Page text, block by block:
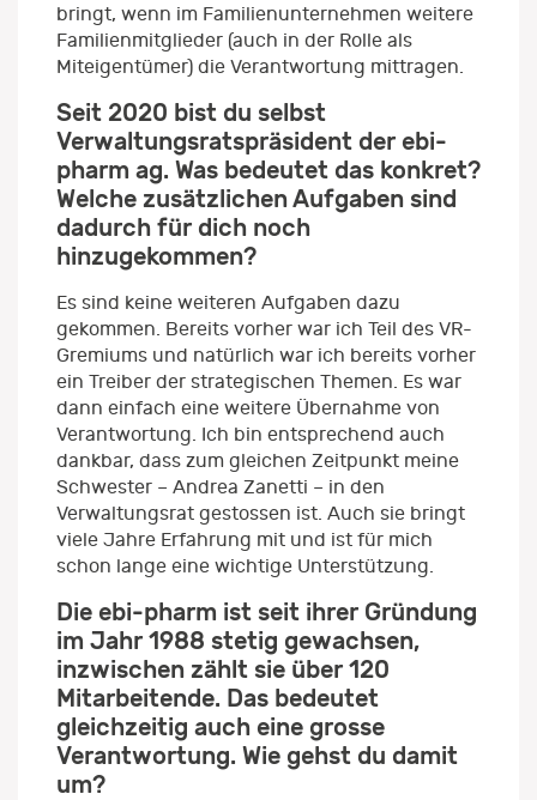
bringt, wenn im Familienunternehmen weitere
Familienmitglieder (auch in der Rolle als
Miteigentümer) die Verantwortung mittragen.
Seit 2020 bist du selbst
Verwaltungsratspräsident der ebi-
pharm ag. Was bedeutet das konkret?
Welche zusätzlichen Aufgaben sind
dadurch für dich noch
hinzugekommen?
Es sind keine weiteren Aufgaben dazu
gekommen. Bereits vorher war ich Teil des VR-
Gremiums und natürlich war ich bereits vorher
ein Treiber der strategischen Themen. Es war
dann einfach eine weitere Übernahme von
Verantwortung. Ich bin entsprechend auch
dankbar, dass zum gleichen Zeitpunkt meine
Schwester – Andrea Zanetti – in den
Verwaltungsrat gestossen ist. Auch sie bringt
viele Jahre Erfahrung mit und ist für mich
schon lange eine wichtige Unterstützung.
Die ebi-pharm ist seit ihrer Gründung
im Jahr 1988 stetig gewachsen,
inzwischen zählt sie über 120
Mitarbeitende. Das bedeutet
gleichzeitig auch eine grosse
Verantwortung. Wie gehst du damit
um?